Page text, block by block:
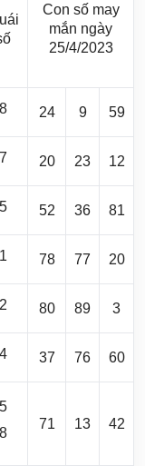
Con số may
mắn ngày
25/4/2023
8 24 9 59
7 20 23 12
5 52 36 81
1 78 77 20
2 80 89 3
4 37 76 60
5
8
71 13 42